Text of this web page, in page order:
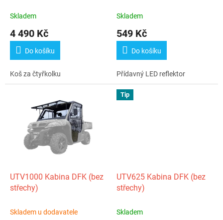
Skladem
4 490 Kč
Do košíku
Koš za čtyřkolku
Skladem
549 Kč
Do košíku
Přídavný LED reflektor
UTV1000 Kabina DFK (bez
střechy)
Skladem u dodavatele
Tip
UTV625 Kabina DFK (bez
střechy)
Skladem